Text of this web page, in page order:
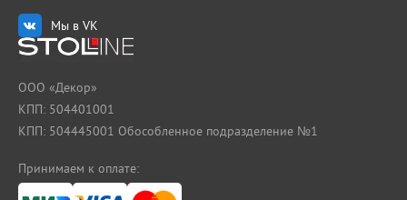
Мы в VK
ООО «Декор»
КПП: 504401001
КПП: 504445001 Обособленное подразделение №1
Принимаем к оплате: